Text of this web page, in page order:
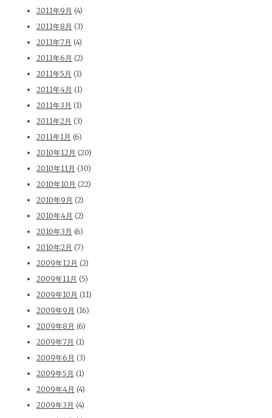
2011年9月 (4)
2011年8月 (3)
2011年7月 (4)
2011年6月 (2)
2011年5月 (1)
2011年4月 (1)
2011年3月 (1)
2011年2月 (3)
2011年1月 (6)
2010年12月 (20)
2010年11月 (30)
2010年10月 (22)
2010年9月 (2)
2010年4月 (2)
2010年3月 (6)
2010年2月 (7)
2009年12月 (2)
2009年11月 (5)
2009年10月 (11)
2009年9月 (16)
2009年8月 (6)
2009年7月 (1)
2009年6月 (3)
2009年5月 (1)
2009年4月 (4)
2009年3月 (4)